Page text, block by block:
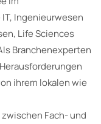
Ingenieurwesen
Life Sciences
Branchenexperten
ihrem lokalen wie
Fach- und